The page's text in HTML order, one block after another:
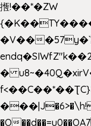
揯!��*�ZW
�V��
�
�O